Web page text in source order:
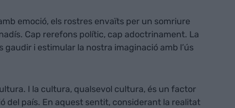
emoció, els rostres envaïts per un somriure
Cap rerefons polític, cap adoctrinament. La
i estimular la nostra imaginació amb l’ús
I la cultura, qualsevol cultura, és un factor
del país. En aquest sentit, considerant la realitat